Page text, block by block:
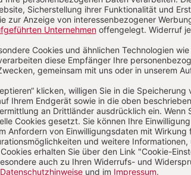
& Kinderbuch kindergarten heute
Notizen Diakonia Römische Quartalschrift
761 2717200 kundenservice@herder.de
Neues von HERDER